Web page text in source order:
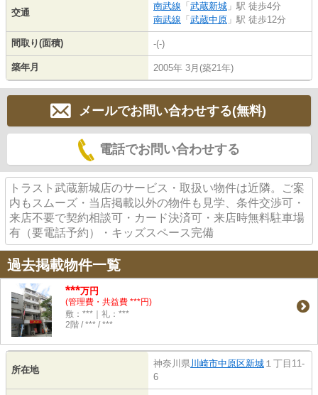
交通
南武線 「 武蔵新城 」駅 徒歩4分
南武線 「 武蔵中原 」駅 徒歩12分
間取り(面積) -(-)
築年月 2005年 3月(築21年)
メールでお問い合わせする(無料)
電話でお問い合わせする
トラスト武蔵新城店のサービス・取扱い物件は近隣。ご案
内もスムーズ・当店掲載以外の物件も見学、条件交渉可・
来店不要で契約相談可・カード決済可・来店時無料駐車場
有（要電話予約）・キッズスペース完備
過去掲載物件一覧
***万円
(管理費・共益費 ***円)
敷：***｜礼：***
2階 / *** / ***
所在地
神奈川県川崎市中原区新城 １丁目11-
6